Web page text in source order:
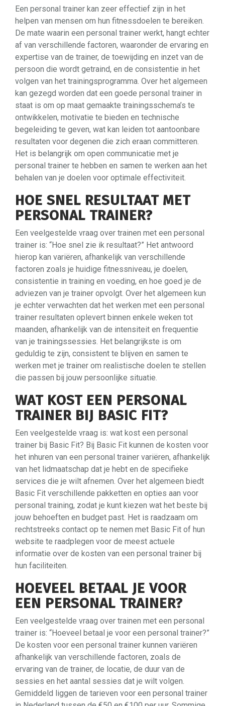
Een personal trainer kan zeer effectief zijn in het
helpen van mensen om hun fitnessdoelen te bereiken.
De mate waarin een personal trainer werkt, hangt echter
af van verschillende factoren, waaronder de ervaring en
expertise van de trainer, de toewijding en inzet van de
persoon die wordt getraind, en de consistentie in het
volgen van het trainingsprogramma. Over het algemeen
kan gezegd worden dat een goede personal trainer in
staat is om op maat gemaakte trainingsschema’s te
ontwikkelen, motivatie te bieden en technische
begeleiding te geven, wat kan leiden tot aantoonbare
resultaten voor degenen die zich eraan committeren.
Het is belangrijk om open communicatie met je
personal trainer te hebben en samen te werken aan het
behalen van je doelen voor optimale effectiviteit.
HOE SNEL RESULTAAT MET
PERSONAL TRAINER?
Een veelgestelde vraag over trainen met een personal
trainer is: “Hoe snel zie ik resultaat?” Het antwoord
hierop kan variëren, afhankelijk van verschillende
factoren zoals je huidige fitnessniveau, je doelen,
consistentie in training en voeding, en hoe goed je de
adviezen van je trainer opvolgt. Over het algemeen kun
je echter verwachten dat het werken met een personal
trainer resultaten oplevert binnen enkele weken tot
maanden, afhankelijk van de intensiteit en frequentie
van je trainingssessies. Het belangrijkste is om
geduldig te zijn, consistent te blijven en samen te
werken met je trainer om realistische doelen te stellen
die passen bij jouw persoonlijke situatie.
WAT KOST EEN PERSONAL
TRAINER BIJ BASIC FIT?
Een veelgestelde vraag is: wat kost een personal
trainer bij Basic Fit? Bij Basic Fit kunnen de kosten voor
het inhuren van een personal trainer variëren, afhankelijk
van het lidmaatschap dat je hebt en de specifieke
services die je wilt afnemen. Over het algemeen biedt
Basic Fit verschillende pakketten en opties aan voor
personal training, zodat je kunt kiezen wat het beste bij
jouw behoeften en budget past. Het is raadzaam om
rechtstreeks contact op te nemen met Basic Fit of hun
website te raadplegen voor de meest actuele
informatie over de kosten van een personal trainer bij
hun faciliteiten.
HOEVEEL BETAAL JE VOOR
EEN PERSONAL TRAINER?
Een veelgestelde vraag over trainen met een personal
trainer is: “Hoeveel betaal je voor een personal trainer?”
De kosten voor een personal trainer kunnen variëren
afhankelijk van verschillende factoren, zoals de
ervaring van de trainer, de locatie, de duur van de
sessies en het aantal sessies dat je wilt volgen.
Gemiddeld liggen de tarieven voor een personal trainer